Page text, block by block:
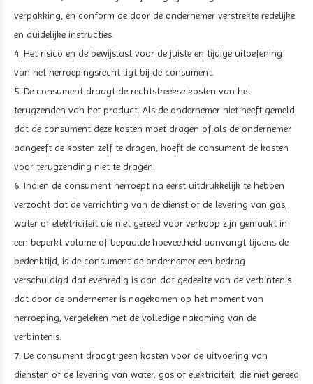
verpakking, en conform de door de ondernemer verstrekte redelijke
en duidelijke instructies.
4. Het risico en de bewijslast voor de juiste en tijdige uitoefening
van het herroepingsrecht ligt bij de consument.
5. De consument draagt de rechtstreekse kosten van het
terugzenden van het product. Als de ondernemer niet heeft gemeld
dat de consument deze kosten moet dragen of als de ondernemer
aangeeft de kosten zelf te dragen, hoeft de consument de kosten
voor terugzending niet te dragen.
6. Indien de consument herroept na eerst uitdrukkelijk te hebben
verzocht dat de verrichting van de dienst of de levering van gas,
water of elektriciteit die niet gereed voor verkoop zijn gemaakt in
een beperkt volume of bepaalde hoeveelheid aanvangt tijdens de
bedenktijd, is de consument de ondernemer een bedrag
verschuldigd dat evenredig is aan dat gedeelte van de verbintenis
dat door de ondernemer is nagekomen op het moment van
herroeping, vergeleken met de volledige nakoming van de
verbintenis.
7. De consument draagt geen kosten voor de uitvoering van
diensten of de levering van water, gas of elektriciteit, die niet gereed